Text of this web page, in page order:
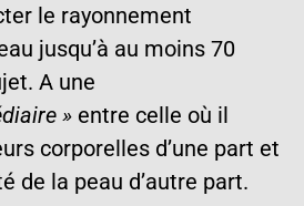
le rayonnement
jusqu’à au moins 70
A une
» entre celle où il
corporelles d’une part et
de la peau d’autre part.